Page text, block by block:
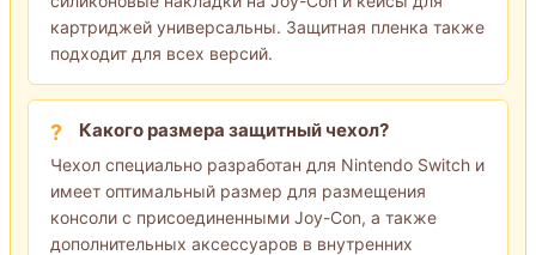
картриджей универсальны. Защитная пленка также
подходит для всех версий.
Какого размера защитный чехол?
Чехол специально разработан для Nintendo Switch и
имеет оптимальный размер для размещения
консоли с присоединенными Joy-Con, а также
дополнительных аксессуаров в внутренних